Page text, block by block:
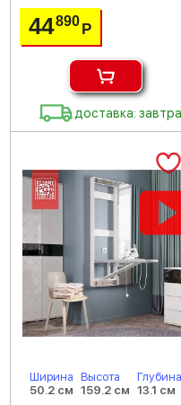
44890Р
доставка: завтра
Ширина
50.2 см
Высота
159.2 см
Глубина
13.1 см